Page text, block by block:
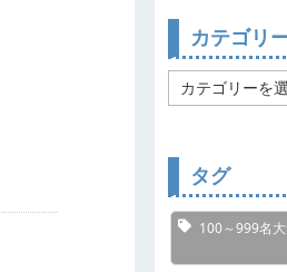
カテゴリ
カ
テ
タグ
100～999名